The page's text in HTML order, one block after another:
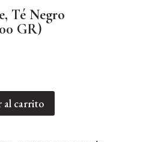
Té Negro
GR)
al carrito